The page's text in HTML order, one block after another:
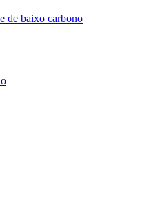
de baixo carbono